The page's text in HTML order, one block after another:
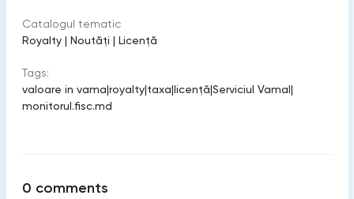
Catalogul tematic
Royalty | Noutăți | Licenţă
Tags:
valoare in vama|royalty|taxa|licenţă|Serviciul Vamal|
monitorul.fisc.md
0 comments